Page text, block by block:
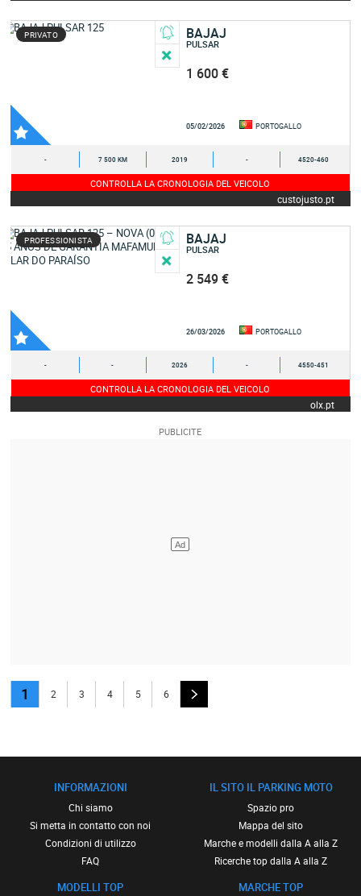
PRIVATO BAJAJ
PULSAR
1 600 €
05/02/2026 PORTOGALLO
- 7 500 KM 2019 - 4520-460
CONTROLLA LA CRONOLOGIA DEL VEICOLO
custojusto.pt
PROFESSIONISTA BAJAJ
PULSAR
2 549 €
26/03/2026 PORTOGALLO
- - 2026 - 4550-451
CONTROLLA LA CRONOLOGIA DEL VEICOLO
olx.pt
1 2 3 4 5 6
INFORMAZIONI
Chi siamo
Si metta in contatto con noi
Condizioni di utilizzo
FAQ
MODELLI TOP
IL SITO IL PARKING MOTO
Spazio pro
Mappa del sito
Marche e modelli dalla A alla Z
Ricerche top dalla A alla Z
MARCHE TOP